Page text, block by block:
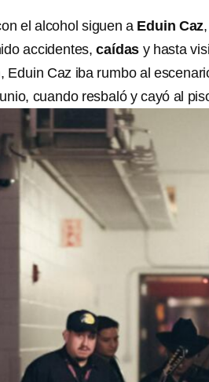
el alcohol siguen a Eduin Caz
accidentes,caídas y hasta
Eduin Caz iba rumbo al
cuando resbaló y cayó al